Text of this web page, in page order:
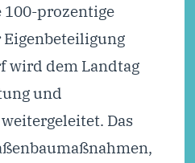
prozentige
wird dem Landtag
und
Das